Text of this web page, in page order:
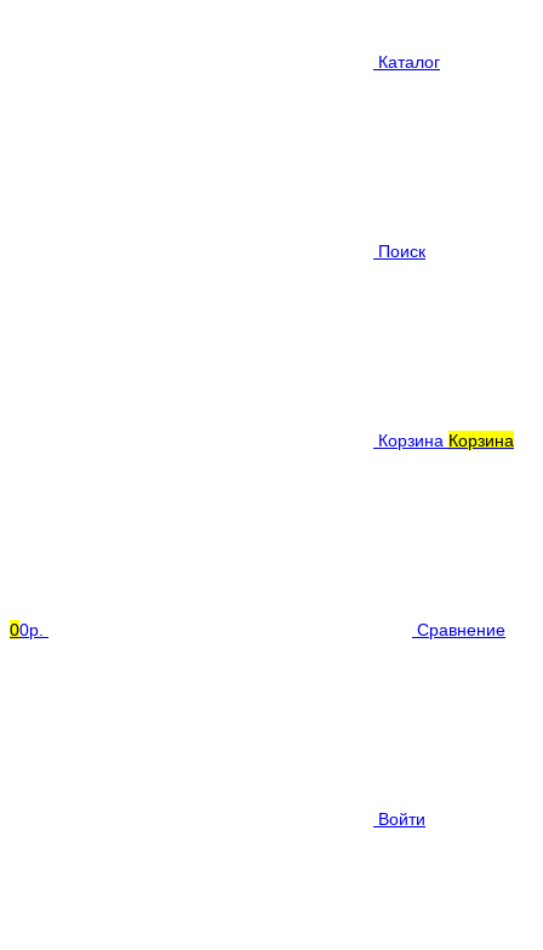
Каталог
Поиск
Корзина Корзина
00р. Сравнение
Войти